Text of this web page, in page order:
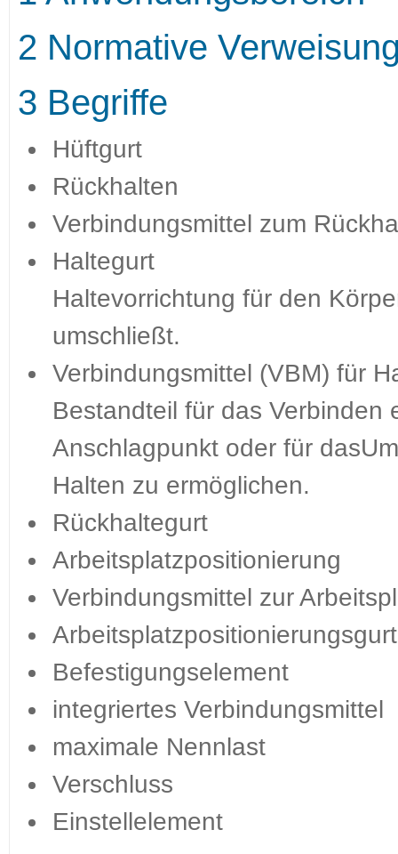
2 Normative
3 Begriffe
Hüftgurt
Rückhalten
Verbindungsmittel zum
Haltegurt
Haltevorrichtung für den
umschließt.
Verbindungsmittel (VBM) für
Bestandteil für das Verbinden
Anschlagpunkt oder für
Halten zu ermöglichen.
Rückhaltegurt
Arbeitsplatzpositionierung
Verbindungsmittel zur
Arbeitsplatzpositionierungsgurt
Befestigungselement
integriertes Verbindungsmittel
maximale Nennlast
Verschluss
Einstellelement